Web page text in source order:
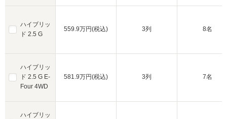
ハイブリッ
ド 2.5 G
ハイブリッ
ド 2.5 G E-
Four 4WD
ハイブリッ
559.9万円(税込) 3列 8名
581.9万円(税込) 3列 7名